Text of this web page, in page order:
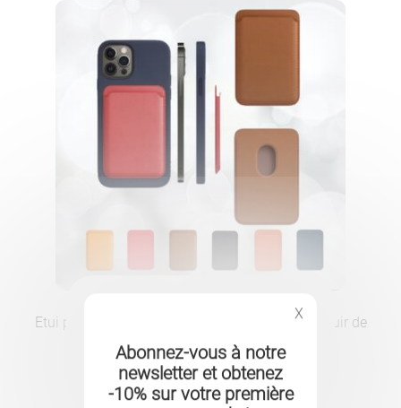
Etui porte-cartes de protection magnétique en cuir de
11.90CHF
X
Abonnez-vous à notre
newsletter et obtenez
-10% sur votre première